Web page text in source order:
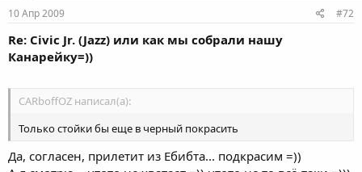
10 Апр 2009 #72
Re: Civic Jr. (Jazz) или как мы собрали нашу
Канарейку=))
CARboffOZ написал(а):
Только стойки бы еще в черный покрасить
Да, согласен, прилетит из Ебибта... подкрасим =))